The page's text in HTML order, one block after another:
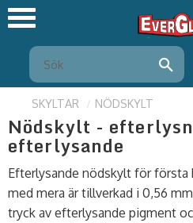
SKYLTAR NÖDSKYLT
Nödskylt -
efterlysande
Efterlysande nödskylt för första
med mera är tillverkad i 0,56
tryck av efterlysande pigment